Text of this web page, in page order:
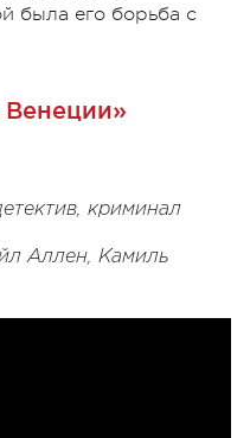
была его борьба с
Венеции»
криминал
Аллен, Камиль